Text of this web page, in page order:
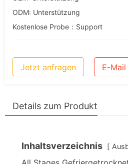
ODM: Unterstützung
Kostenlose Probe：Support
Jetzt anfragen E-Mail
Details zum Produkt
Inhaltsverzeichnis